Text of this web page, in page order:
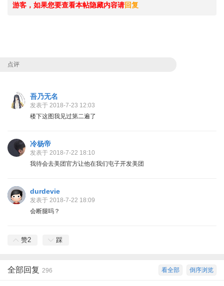
游客，如果您要查看本帖隐藏内容请回复
点评
吾乃无名
发表于 2018-7-23 12:03
楼下这图我见过第二遍了
冷杨帝
发表于 2018-7-22 18:10
我待会去美团官方让他在我们屯子开发美团
durdevie
发表于 2018-7-22 18:09
会断腿吗？
赞2 踩
倒序浏览
看全部
全部回复 296